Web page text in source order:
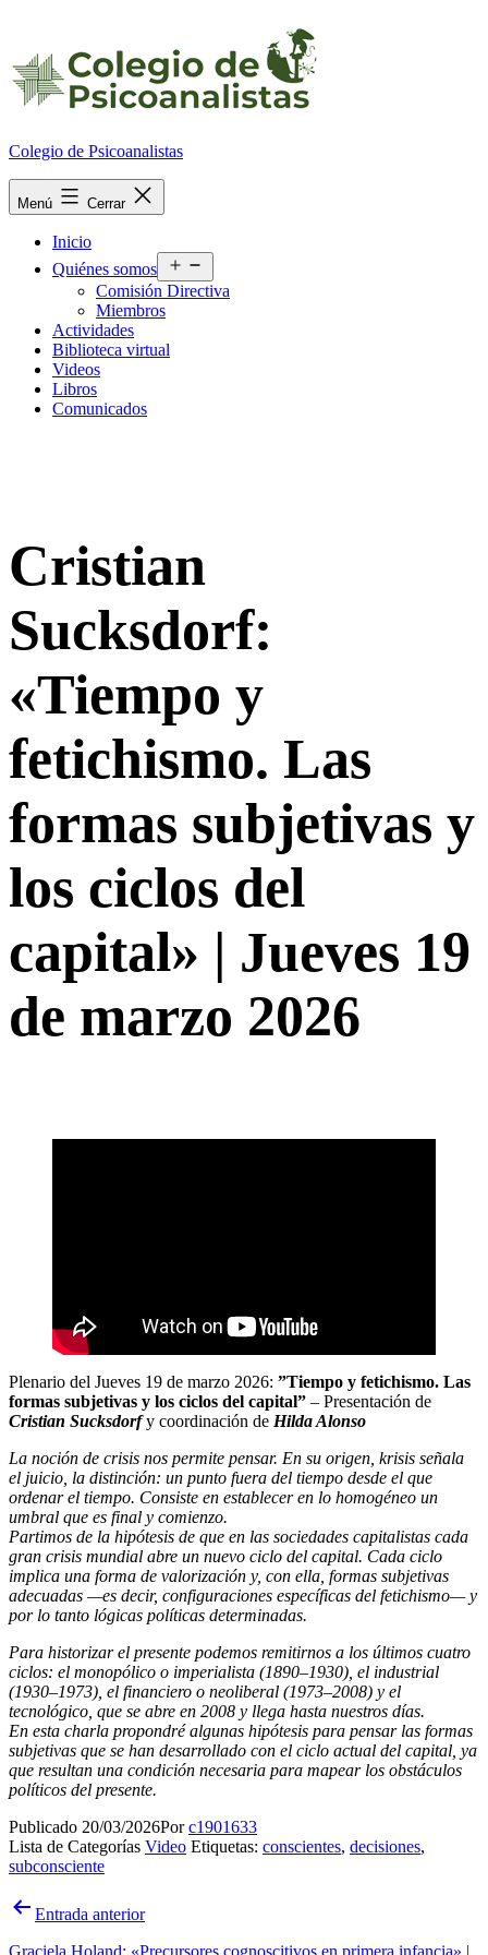
contenido
Colegio de Psicoanalistas
Menú Cerrar
Inicio
Quiénes somos
el
menú
Comisión Directiva
Miembros
Actividades
Biblioteca virtual
Videos
Libros
Comunicados
Cristian
Sucksdorf:
«Tiempo y
fetichismo. Las
formas subjetivas y
los ciclos del
capital» | Jueves 19
de marzo 2026
Plenario del Jueves 19 de marzo 2026: ​”​Tiempo y fetichismo. Las
formas subjetivas y los ciclos del capital” – Presentación de
Cristian Sucksdorfy coordinación de Hilda Alonso
La noción de crisis nos permite pensar. En su origen, krisis señala
el juicio, la distinción: un punto fuera del tiempo desde el que
ordenar el tiempo. Consiste en establecer en lo homogéneo un
umbral que es final y comienzo.
Partimos de la hipótesis de que en las sociedades capitalistas cada
gran crisis mundial abre un nuevo ciclo del capital. Cada ciclo
implica una forma de valorización y, con ella, formas subjetivas
adecuadas —es decir, configuraciones específicas del fetichismo— y
por lo tanto lógicas políticas determinadas.
Para historizar el presente podemos remitirnos a los últimos cuatro
ciclos: el monopólico o imperialista (1890–1930), el industrial
(1930–1973), el financiero o neoliberal (1973–2008) y el
tecnológico, que se abre en 2008 y llega hasta nuestros días.
En esta charla propondré algunas hipótesis para pensar las formas
subjetivas que se han desarrollado con el ciclo actual del capital, ya
que resultan una condición necesaria para mapear los obstáculos
políticos del presente.
Publicado 20/03/2026Porc1901633
Lista de Categorías Video Etiquetas: conscientes, decisiones,
subconsciente
Navegación
Entrada anterior
Graciela Holand: «Precursores cognoscitivos en primera infancia» |